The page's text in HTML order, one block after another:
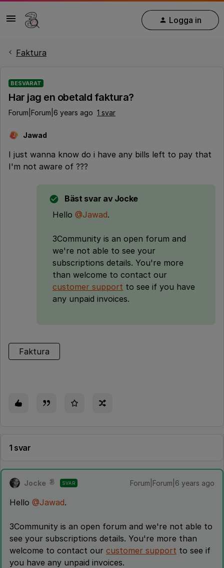
Logga in
Faktura
BESVARAT
Har jag en obetald faktura?
Forum|Forum|6 years ago 1 svar
J Jawad
I just wanna know do i have any bills left to pay that
I'm not aware of ???
Bäst svar av Jocke
Hello @Jawad.
3Community is an open forum and
we're not able to see your
subscriptions details. You're more
than welcome to contact our
customer support to see if you have
any unpaid invoices.
Faktura
1 svar
Jocke SVAR Forum|Forum|6 years ago
Hello @Jawad.
3Community is an open forum and we're not able to
see your subscriptions details. You're more than
welcome to contact our customer support to see if
you have any unpaid invoices.